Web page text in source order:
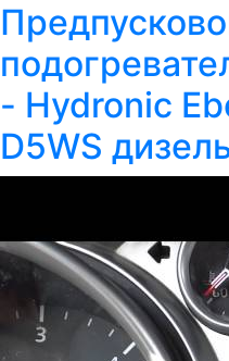
- Hydronic
D5WS